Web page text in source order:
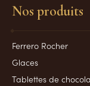
Nos produits
Ferrero Rocher
Glaces
Tablettes de